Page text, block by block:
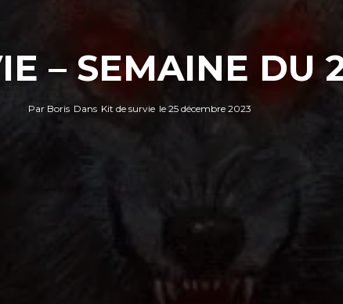
– SEMAINE DU
Par Boris Dans Kit de survie le 25 décembre 2023